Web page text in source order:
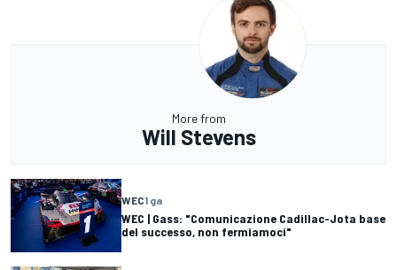
More from
Will Stevens
WEC1 ga
WEC | Gass: "Comunicazione Cadillac-Jota base
del successo, non fermiamoci"